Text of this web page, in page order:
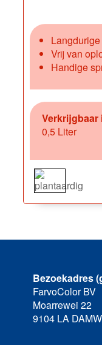
Vrij van
Handige
Verkrijgbaar
0,5 Liter
Bezoekadres
FarvoColor BV
Moarrewei 22
9104 LA